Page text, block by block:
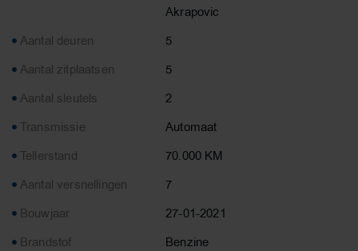
Akrapovic
Aantal deuren
5
Aantal zitplaatsen
5
Aantal sleutels
2
Transmissie
Automaat
Tellerstand
70.000 KM
Aantal versnellingen
7
Bouwjaar
27-01-2021
Brandstof
Benzine